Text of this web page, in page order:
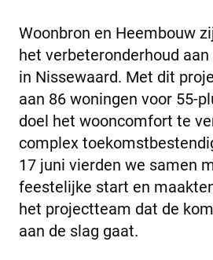
Woonbron en Heembouw
het verbeteronderhoud aan
in Nissewaard. Met dit
aan 86 woningen voor 55-
doel het wooncomfort te
complex
17 juni vierden we samen
feestelijke start en
het projectteam dat de
aan de slag gaat.